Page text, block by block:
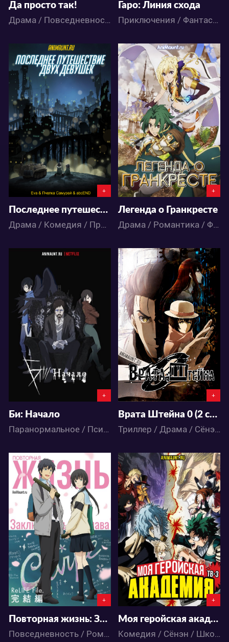
Да просто так!
Драма / Повседневность / Романтика / Школа / Аниме
Гаро: Линия схода
Приключения / Фантастика / Аниме
31365
5 63
+
Последнее путешествие двух девушек
Драма / Комедия / Приключения / Аниме
118871
41 424
+
Легенда о Гранкресте
Драма / Романтика / Фэнтези / Аниме
70713
52 271
+
Би: Начало
Паранормальное / Психология / Триллер / Детектив / Фантастика / Аниме
176109
104 382
+
Врата Штейна 0 (2 сезон)
Триллер / Драма / Сёнэн / Фантастика / Аниме
46080
29 160
+
Повторная жизнь: Заключительная глава
Повседневность / Романтика / Школа / Аниме
711080
538 2599
+
Моя геройская академия 3 сезон
Комедия / Сёнэн / Школа / Аниме